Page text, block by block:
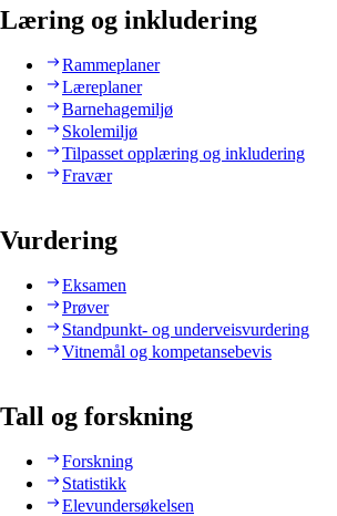
Læring og inkludering
Rammeplaner
Læreplaner
Barnehagemiljø
Skolemiljø
Tilpasset opplæring og inkludering
Fravær
Vurdering
Eksamen
Prøver
Standpunkt- og underveisvurdering
Vitnemål og kompetansebevis
Tall og forskning
Forskning
Statistikk
Elevundersøkelsen